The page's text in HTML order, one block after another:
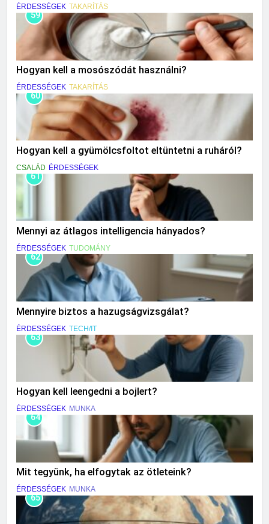
ÉRDESSÉGEK TAKARÍTÁS
59
Hogyan kell a mosószódát használni?
ÉRDESSÉGEK TAKARÍTÁS
60
Hogyan kell a gyümölcsfoltot eltüntetni a ruháról?
CSALÁD ÉRDESSÉGEK
61
Mennyi az átlagos intelligencia hányados?
ÉRDESSÉGEK TUDOMÁNY
62
Mennyire biztos a hazugságvizsgálat?
ÉRDESSÉGEK TECH/IT
63
Hogyan kell leengedni a bojlert?
ÉRDESSÉGEK MUNKA
64
Mit tegyünk, ha elfogytak az ötleteink?
ÉRDESSÉGEK MUNKA
65